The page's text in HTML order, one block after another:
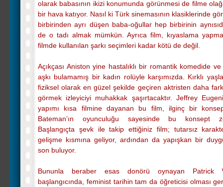
olarak babasının ikizi konumunda görünmesi de filme
bir hava katıyor. Nasıl ki Türk sinemasının klasiklerinde
birbirinden ayrı düşen baba-oğullar hep birbirinin
de o tadı almak mümkün. Ayrıca film, kıyaslama
filmde kullanılan şarkı seçimleri kadar kötü de değil.
Açıkçası Aniston yine hastalıklı bir romantik komedide ve
aşkı bulamamış bir kadın rolüyle karşımızda. Kırklı
fiziksel olarak en güzel şekilde geçiren aktristen daha
görmek izleyiciyi muhakkak şaşırtacaktır. Jeffrey
yapımı kısa filmine dayanan bu film, ilginç bir
Bateman’ın oyunculuğu sayesinde bu konsept
Başlangıçta şevk ile takip ettiğiniz film; tutarsız
gelişme kısmına geliyor, ardından da yapışkan bir
son buluyor.
Bununla beraber esas donörü oynayan Patrick
başlangıcında, feminist tarihin tam da öğreticisi olması